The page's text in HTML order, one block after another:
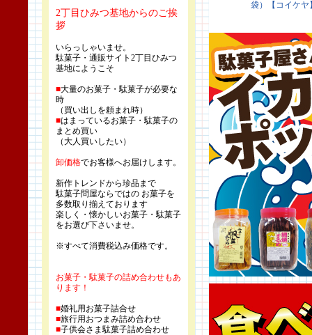
2丁目ひみつ基地からのご挨
拶
いらっしゃいませ。
駄菓子・通販サイト2丁目ひみつ
基地にようこそ
■大量のお菓子・駄菓子が必要な
時
（買い出しを頼まれ時）
■はまっているお菓子・駄菓子の
まとめ買い
（大人買いしたい）
卸価格でお客様へお届けします。
新作トレンドから珍品まで
駄菓子問屋ならではの お菓子を
多数取り揃えております
楽しく・懐かしいお菓子・駄菓子
をお選び下さいませ。
※すべて消費税込み価格です。
お菓子・駄菓子の詰め合わせもあ
ります！
■婚礼用お菓子詰合せ
■旅行用おつまみ詰め合わせ
■子供会さま駄菓子詰め合わせ